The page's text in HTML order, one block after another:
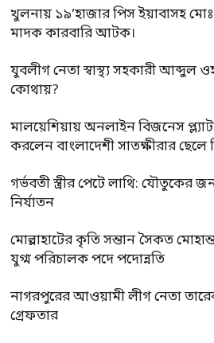
খুলনায় ১৯’হাজার পিস ইয়াবাসহ
মাদক কারবারি আটক।
যুবলীগ নেতা স্বাস্থ্য সহকারী আব্দুল
কোথায়?
মালয়েশিয়ায় অনলাইন বিজনেস
করলেন বাংলাদেশী সাতক্ষীরার ছেলে
গর্ভবতী স্ত্রীর পেটে লাথি: যৌতুকের
নির্যাতন
মোল্লাহাটের কৃতি সন্তান সৈকত
যুগ্ম পরিচালক পদে পদোন্নতি
নাগরপুরের আওয়ামী লীগ নেতা
গ্রেফতার